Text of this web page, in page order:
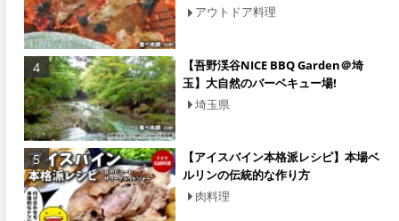
アウトドア料理
【吾野渓谷NICE BBQ Garden＠埼
玉】大自然のバーベキュー場!
埼玉県
【アイスバイン本格派レシピ】本場ベ
ルリンの伝統的な作り方
肉料理